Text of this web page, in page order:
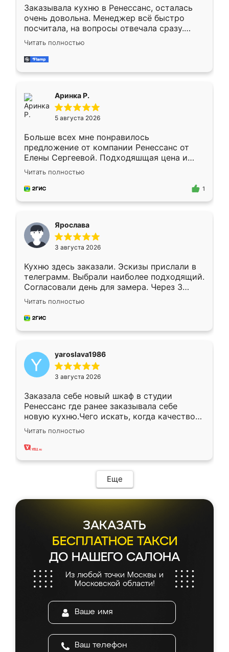
Заказывала кухню в Ренессанс, осталась
очень довольна. Менеджер всё быстро
посчитала, на вопросы отвечала сразу.
Замерщик приехал в субботу, подошёл к
делу со всей ответственностью. Собрали
за день, ребята работали аккуратно, даже
Читать полностью
Аринка Р.
5 августа 2026
Больше всех мне понравилось
предложение от компании Ренессанс от
Елены Сергеевой. Подходяшщая цена и
короткие сроки изготовления. Приехавший
для замера сотрудник Владислав
предложил по моему эскизу самый
Читать полностью
1
Ярослава
3 августа 2026
Кухню здесь заказали. Эскизы прислали в
телеграмм. Выбрали наиболее подходящий.
Согласовали день для замера. Через 3
недели кухня была уже готова. Остались
довольны работой. Спасибо Ренессанс
мебель за качественную работу!
Читать полностью
yaroslava1986
3 августа 2026
Заказала себе новый шкаф в студии
Ренессанс где ранее заказывала себе
новую кухню.Чего искать, когда качеством
вполне довольна. Служит кухня уже почти
два года, нареканий нет.
Читать полностью
Еще
ЗАКАЗАТЬ
БЕСПЛАТНОЕ ТАКСИ
ДО НАШЕГО САЛОНА
Из любой точки Москвы и
Московской области!